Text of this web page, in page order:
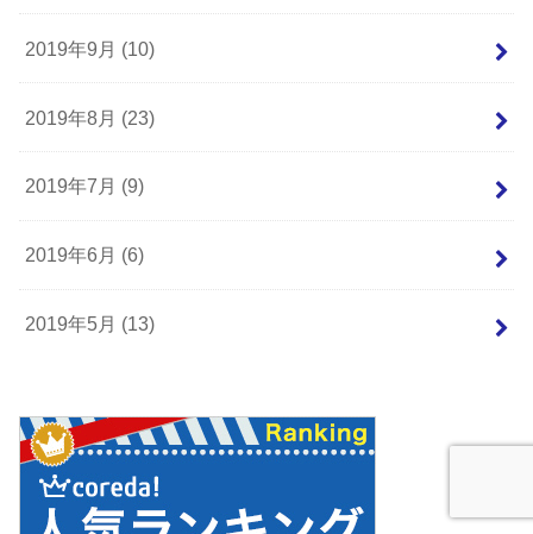
2019年9月 (10)
2019年8月 (23)
2019年7月 (9)
2019年6月 (6)
2019年5月 (13)